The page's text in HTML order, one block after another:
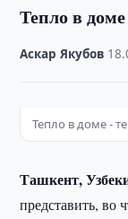
Тепло в
Аскар Якубов
Тепло в доме -
Ташкент,
представить, во